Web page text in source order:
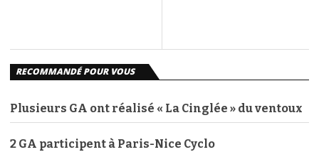
RECOMMANDÉ POUR VOUS
Plusieurs GA ont réalisé « La Cinglée » du ventoux
2 GA participent à Paris-Nice Cyclo